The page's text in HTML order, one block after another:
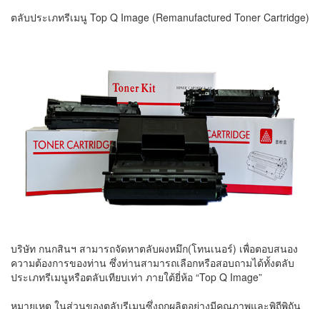
ตลับประเภทรีเมนู Top Q Image (Remanufactured Toner Cartridge)
บริษัท กนกสินฯ สามารถจัดหาตลับผงหมึก(โทนเนอร์) เพื่อตอบสนอง
ความต้องการของท่าน ซึ่งท่านสามารถเลือกหรือสอบถามได้ทั้งตลับ
ประเภทรีเมนูหรือตลับเทียบเท่า ภายใต้ยี่ห้อ “Top Q Image”
หมายเหตุ ในส่วนของตลับรีเมนูซึ่งถูกผลิตอย่างมีคุณภาพและพิถีพิถัน